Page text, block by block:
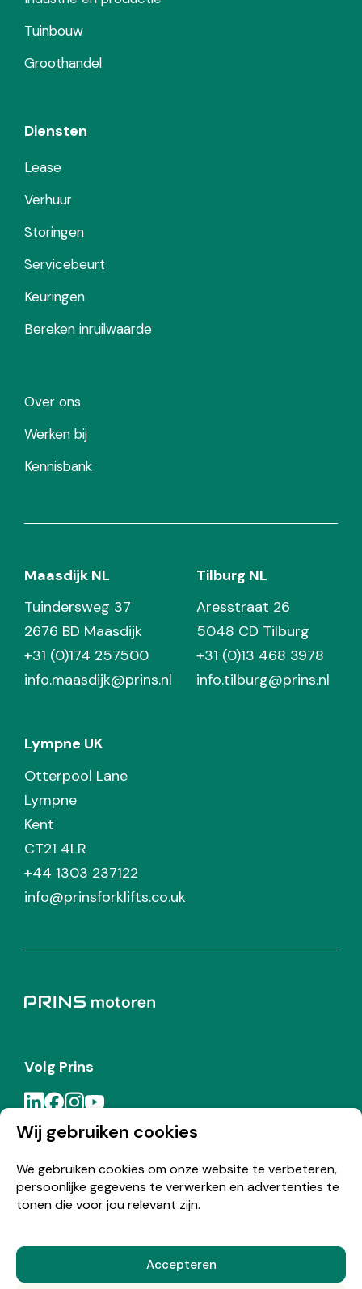
Wij gebruiken cookies
We gebruiken cookies om onze website te verbeteren,
persoonlijke gegevens te verwerken en advertenties te
tonen die voor jou relevant zijn.
Accepteren
Tuinbouw
Groothandel
Diensten
Lease
Verhuur
Storingen
Servicebeurt
Keuringen
Bereken inruilwaarde
Over ons
Werken bij
Kennisbank
Maasdijk NL
Tuindersweg 37
2676 BD Maasdijk
+31 (0)174 257500
info.maasdijk@prins.nl
Tilburg NL
Aresstraat 26
5048 CD Tilburg
+31 (0)13 468 3978
info.tilburg@prins.nl
Lympne UK
Otterpool Lane
Lympne
Kent
CT21 4LR
+44 1303 237122
info@prinsforklifts.co.uk
Volg Prins
Meld je aan voor de Prins nieuwsbrief
© Copyright 2026 Prins